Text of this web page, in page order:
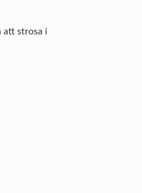
att strosa i